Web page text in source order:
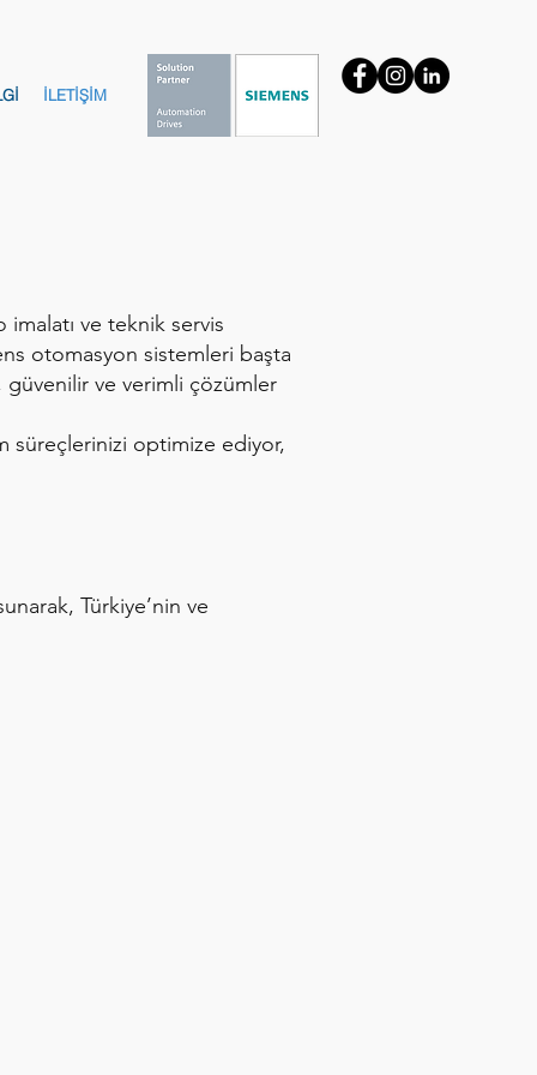
İLETİŞİM
ve teknik servis
otomasyon sistemleri başta
güvenilir ve verimli çözümler
süreçlerinizi optimize ediyor,
Türkiye’nin ve